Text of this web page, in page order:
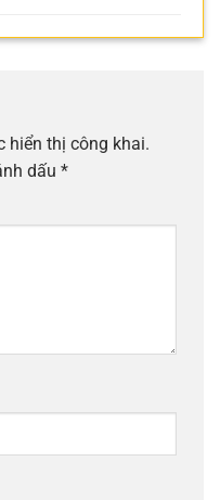
hiển thị công khai.
dấu *